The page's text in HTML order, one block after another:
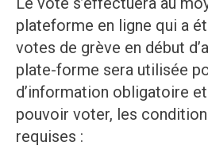
plateforme en ligne qui a
votes de grève en début
plate-forme sera utilisée
d’information obligatoire
pouvoir voter, les
requises :